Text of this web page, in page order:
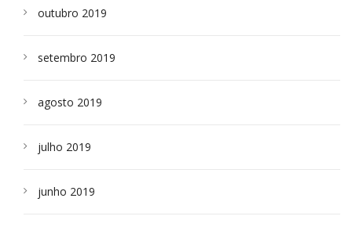
outubro 2019
setembro 2019
agosto 2019
julho 2019
junho 2019